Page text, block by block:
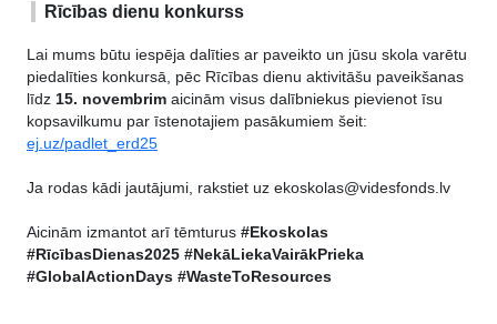
Rīcības dienu konkurss
Lai mums būtu iespēja dalīties ar paveikto un jūsu skola varētu
piedalīties konkursā, pēc Rīcības dienu aktivitāšu paveikšanas
līdz 15. novembrim aicinām visus dalībniekus pievienot īsu
kopsavilkumu par īstenotajiem pasākumiem šeit:
ej.uz/padlet_erd25
Ja rodas kādi jautājumi, rakstiet uz ekoskolas@videsfonds.lv
Aicinām izmantot arī tēmturus #Ekoskolas
#RīcībasDienas2025 #NekāLiekaVairākPrieka
#GlobalActionDays #WasteToResources